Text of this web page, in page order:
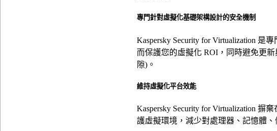
專門針對虛擬化基礎架構設計的安全機制
Kaspersky Security for Virtualization
而保護您的虛擬化 ROI，同時避免更
隙)。
維持虛擬化平台效能
Kaspersky Security for Virtualization
護虛擬環境，減少對處理器、記憶體